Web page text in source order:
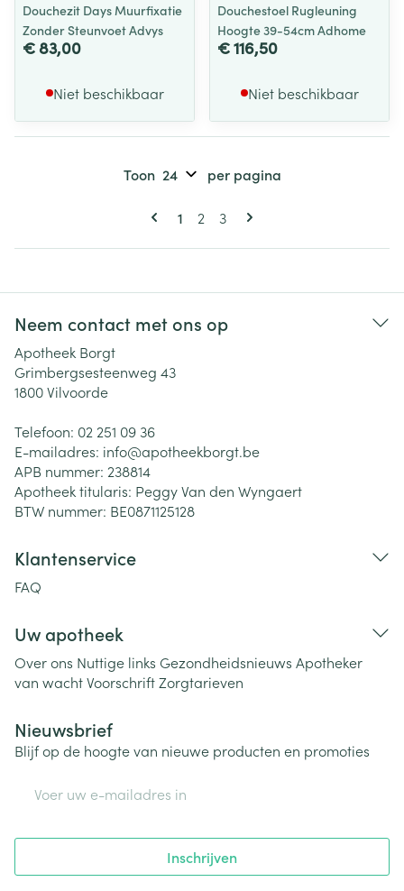
Douchezit Days Muurfixatie
Zonder Steunvoet Advys
€ 83,00
Niet beschikbaar
Douchestoel Rugleuning
Hoogte 39-54cm Adhome
€ 116,50
Niet beschikbaar
Pagina's
U lees momenteel pagina
1 Pagina
2 Pagina
3
Toon per pagina
Neem contact met ons op
Apotheek Borgt
Grimbergsesteenweg 43
1800Vilvoorde
Telefoon: 02 251 09 36
E-mailadres: info@apotheekborgt.be
APB nummer: 238814
Apotheek titularis: Peggy Van den Wyngaert
BTW nummer: BE0871125128
Klantenservice
FAQ
Uw apotheek
Over ons Nuttige links Gezondheidsnieuws Apotheker
van wachtVoorschriftZorgtarieven
Nieuwsbrief
Blijf op de hoogte van nieuwe producten en promoties
Inschrijven